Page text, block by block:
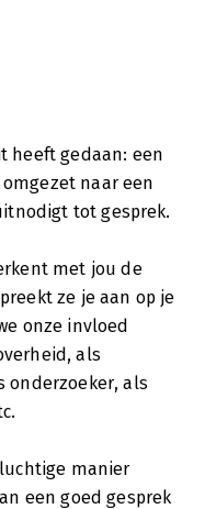
heeft gedaan: een
naar een
tot gesprek.
met jou de
ze je aan op je
onze invloed
als
onderzoeker, als
manier
een goed gesprek